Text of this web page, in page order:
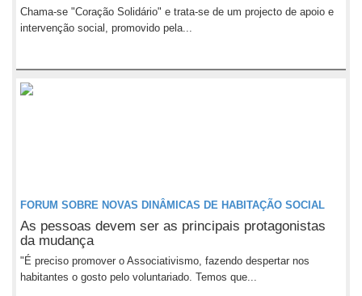
Chama-se "Coração Solidário" e trata-se de um projecto de apoio e
intervenção social, promovido pela...
FORUM SOBRE NOVAS DINÂMICAS DE HABITAÇÃO SOCIAL
As pessoas devem ser as principais protagonistas
da mudança
"É preciso promover o Associativismo, fazendo despertar nos
habitantes o gosto pelo voluntariado. Temos que...